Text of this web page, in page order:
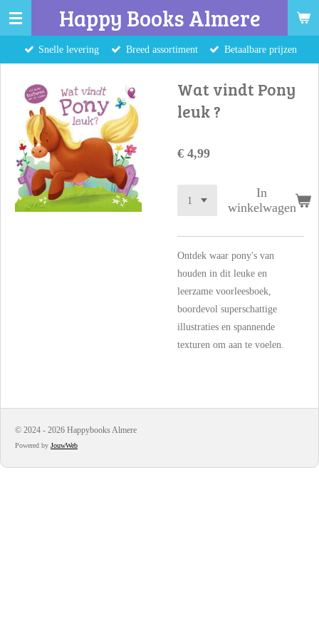
Ga
naar
hoofdinhoud
Happy Books Almere
Snelle levering Breed assortiment Betaalbare prijzen
Wat vindt Pony
leuk ?
€ 4,99
In
winkelwagen
Ontdek waar pony's van
houden in dit leuke en
leerzame voorleesboek,
boordevol superschattige
illustraties en spannende
texturen om aan te voelen.
© 2024 - 2026 Happybooks Almere
Powered by JouwWeb